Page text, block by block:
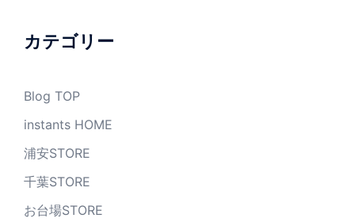
ブ
カテゴリー
Blog TOP
instants HOME
浦安STORE
千葉STORE
お台場STORE